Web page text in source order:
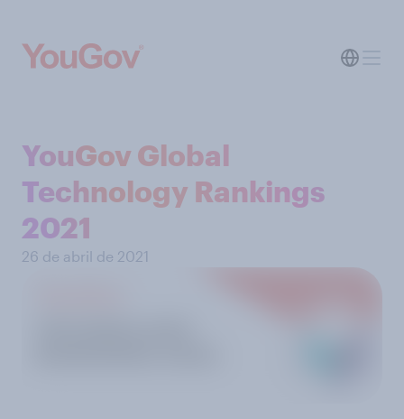
YouGov Global
Technology Rankings
2021
26 de abril de 2021